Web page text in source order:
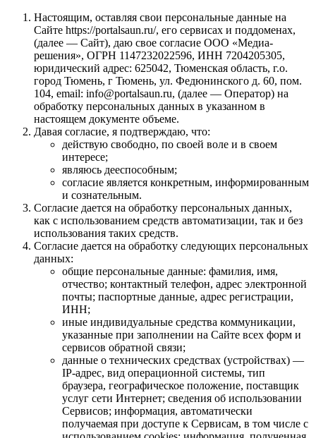
Настоящим, оставляя свои персональные данные на
Сайте https://portalsaun.ru/, его сервисах и поддоменах,
(далее — Сайт), даю свое согласие ООО «Медиа-
решения», ОГРН 1147232022596, ИНН 7204205305,
юридический адрес: 625042, Тюменская область, г.о.
город Тюмень, г Тюмень, ул. Федюнинского д. 60, пом.
104, email: info@portalsaun.ru, (далее — Оператор) на
обработку персональных данных в указанном в
настоящем документе объеме.
Давая согласие, я подтверждаю, что:
действую свободно, по своей воле и в своем
интересе;
являюсь дееспособным;
согласие является конкретным, информированным
и сознательным.
Согласие дается на обработку персональных данных,
как с использованием средств автоматизации, так и без
использования таких средств.
Согласие дается на обработку следующих персональных
данных:
общие персональные данные: фамилия, имя,
отчество; контактный телефон, адрес электронной
почты; паспортные данные, адрес регистрации,
ИНН;
иные индивидуальные средства коммуникации,
указанные при заполнении на Сайте всех форм и
сервисов обратной связи;
данные о технических средствах (устройствах) —
IP-адрес, вид операционной системы, тип
браузера, географическое положение, поставщик
услуг сети Интернет; сведения об использовании
Сервисов; информация, автоматически
получаемая при доступе к Сервисам, в том числе с